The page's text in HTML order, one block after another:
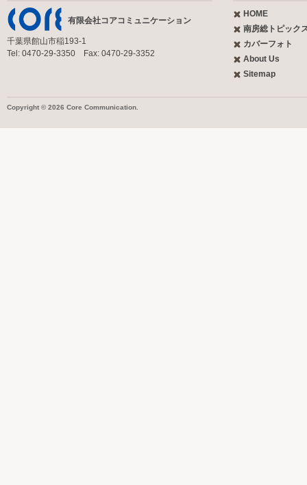
有限会社コアコミュニケーション
千葉県館山市稲193-1
Tel: 0470-29-3350 Fax: 0470-29-3352
HOME
南房総トピック
カバーフォト
About Us
Sitemap
Copyright © 2026 Core Communication.